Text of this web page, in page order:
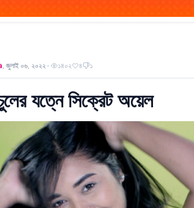
, জুলাই ০৬, ২০২২ ● ১৪০২ ৪ ১
যত্নে সিক্রেট অয়েল